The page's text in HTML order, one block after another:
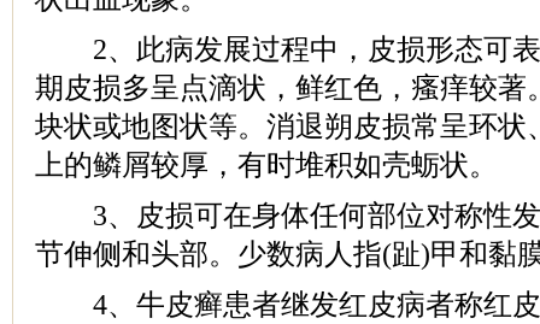
2、此病发展过程中，皮损形态可表
期皮损多呈点滴状，鲜红色，瘙痒较著
块状或地图状等。消退朔皮损常呈环状
上的鳞屑较厚，有时堆积如壳蛎状。
3、皮损可在身体任何部位对称性发
节伸侧和头部。少数病人指(趾)甲和黏
4、牛皮癣患者继发红皮病者称红皮